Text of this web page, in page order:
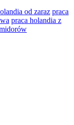
od zaraz praca
praca holandia z